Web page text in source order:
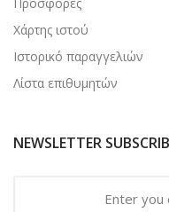
Χάρτης ιστού
Ιστορικό παραγγελιών
Λίστα επιθυμητών
NEWSLETTER